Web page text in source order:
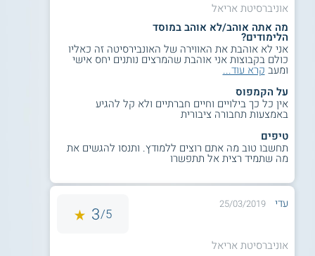
דיפלומת הנדסאים מטעם מה"ט, וממוצע
הגמר.
בגרות מחו"ל:
הגשת המסמכים לשקילת תעודת הבגרות
ציון 120 ומעלה במבחן יע"ל.
עמידה בדרישות הסף.
מכינה ייעודית:
אוניברסיטת אריאל
מה אתה אוהב/לא אוהב במוסד
הלימודים?
אני לא אוהבת את האווירה של האונבירסיטה זה כאליו
כולם בקבוצות אני אוהבת שהמרצים נותנים יחס אישי
ומעב קרא עוד...
על הקמפוס
אין כל כך בילויים וחיים חברתיים ולא קל להגיע
באמצעות תחבורה ציבורית
טיפים
תחשבו טוב מה אתם רוצים ללמודץ. ותנסו להגשים את
מה שתמיד רצית אל תתפשרו
עדי 25/03/2019
5/
3
אוניברסיטת אריאל